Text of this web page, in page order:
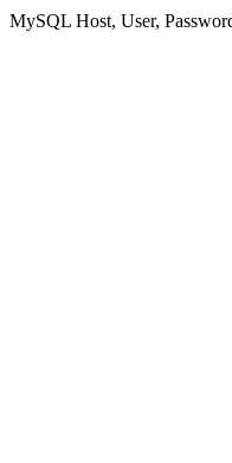
MySQL Host, User,